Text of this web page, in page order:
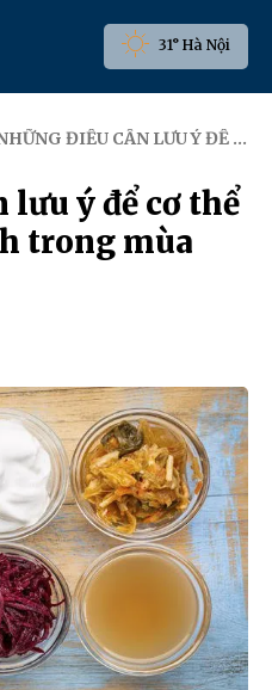
31° Hà Nội
ĐIỀU CẦN LƯU Ý ĐỂ CƠ THỂ LUÔN KHỎE MẠNH TRONG MÙA ĐÔNG
lưu ý để cơ thể
trong mùa